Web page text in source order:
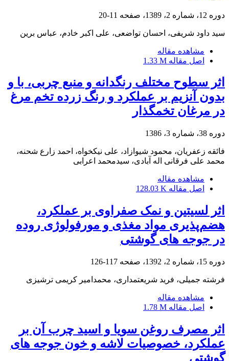
دوره 12، شماره 2، 1389، صفحه 11-20
سید داود شریفی، احسان تواضعی، علی اکبر خادم، عباس برین
مشاهده مقاله
اصل مقاله 1.33 M
اثر سطوح مختلف رنگدانه و منبع چربی، با و
بدون آنزیم بر عملکرد و رنگ زرده تخم مرغ
در مرغان تخمگذار
دوره 38، شماره 3، 1386
فائقه زعفریان، محمود شیوازاد، علی نیکخواه، احمد زارع شحنه،
محمد علی فرقانی اله آبادی، سیدمحمد اعرابی
مشاهده مقاله
اصل مقاله 128.03 K
اثر لسیتین و نمک صفراوی بر عملکرد،
هضم‌پذیری مواد مغذی و مورفولوژی روده
در جوجه‏ های گوشتی
دوره 15، شماره 2، 1392، صفحه 117-126
فرشته جمیلی، فرید شریعتمداری، محمدامیر کریمی ترشیزی
مشاهده مقاله
اصل مقاله 1.78 M
اثر مصرف روغن سویا و اسید چرب آن بر
عملکرد، خصوصیات لاشه و خون جوجه های
گوشتی